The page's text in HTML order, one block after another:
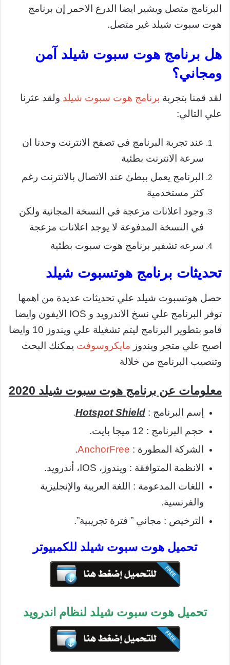
البرنامج متصل ويشير ايضا الدرع الاحمر إن برنامج
هوت سبوت شيلد غير متصل.
هل برنامج هوت سبوت شيلد آمن
ومجاني؟
لقد قمنا بتجربة برنامج هوت سبوت شيلد ولقد عثرنا
علي التالي:
عند تجربة البرنامج في تصفح الانترنت وجدنا ان
سرعة الانترنت بطئية
البرنامج يعمل ببطئ عند الاتصال بالانترنت رغم
كثر مستخدمية
وجود اعلانات مزعجة في النسخة المجانية ولكن
في النسخة المدفوعة لا يوجد اعلانات مزعجة
سرعه تشفير برنامج هوت سبوت بطئية
تحديثات برنامج هوتسبوت شيلد
حصل هوتسبوت شيلد علي تحديثات عديدة من اهمها
توفر البرنامج علي نسخ الاندرويد و IOS الايفون وايضا
قامو بتطوير البرنامج ليتم تشغيلة علي ويندوز 10 وايضا
اصبح علي متجر ويندوز مايكروسوفت يمكنك البحث
وتنصيب البرنامج من خلالة
معلومات عن برنامج هوت سبوت شيلد 2020
إسم البرنامج : Hotspot Shield
.
حجم البرنامج : 12 ميجا بايت.
الشركة المطورة : AnchorFree
.
الانظمة المتوافقة : ويندوز، IOS، أندرويد.
اللغات المدعومة : اللغة العربية والإنجليزية
والفرنسية.
الترخيص : مجاني ” فترة تجريبية”.
تحميل هوت سبوت شيلد للكمبيوتر
تحميل هوت سبوت شيلد لنظام اندرويد